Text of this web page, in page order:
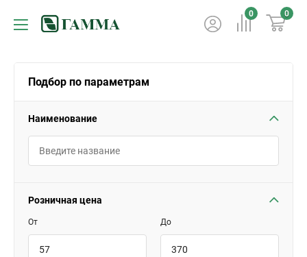
0 0
Подбор по параметрам
Наименование
Розничная цена
От До